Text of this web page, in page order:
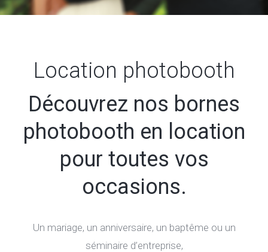
Location photobooth
Découvrez nos bornes
photobooth en location
pour toutes vos
occasions.
Un mariage, un anniversaire, un baptême ou un
séminaire d’entreprise,